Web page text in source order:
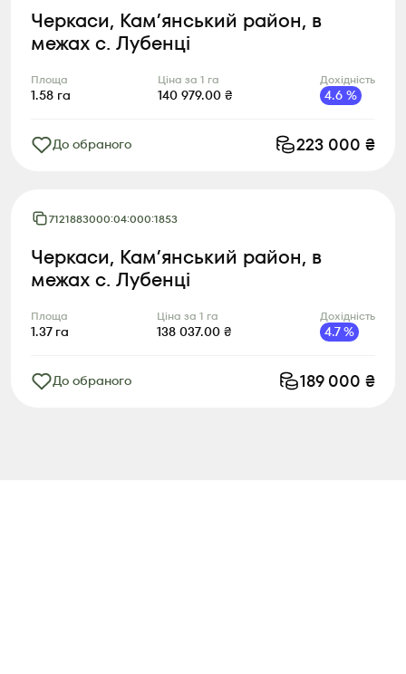
Черкаси, Камʼянський район, в
межах с. Лубенці
Площа
1.58 га
Ціна за 1 га
140 979.00 ₴
Дохідність
4.6 %
До обраного 223 000 ₴
7121883000:04:000:1853
Черкаси, Камʼянський район, в
межах с. Лубенці
Площа
1.37 га
Ціна за 1 га
138 037.00 ₴
Дохідність
4.7%
До обраного 189 000 ₴